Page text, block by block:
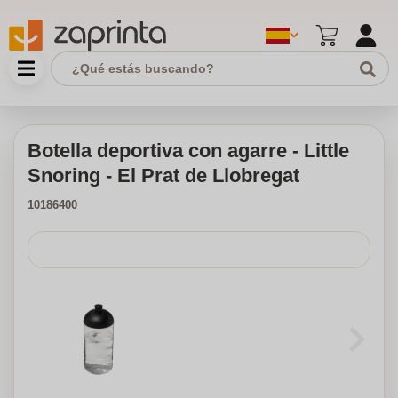
Botella deportiva con agarre - Little
Snoring - El Prat de Llobregat
10186400